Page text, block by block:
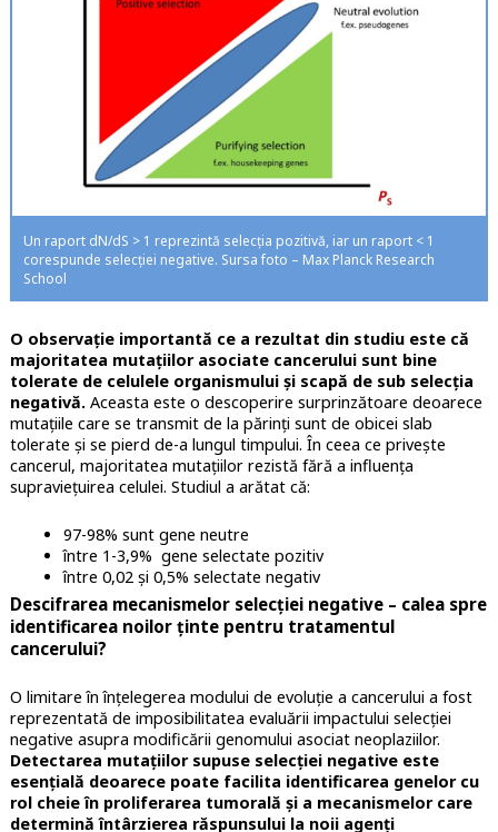
Un raport dN/dS > 1 reprezintă selecția pozitivă, iar un raport < 1
corespunde selecției negative. Sursa foto – Max Planck Research
School
O observație importantă ce a rezultat din studiu este că
majoritatea mutațiilor asociate cancerului sunt bine
tolerate de celulele organismului și scapă de sub selecția
negativă.Aceasta este o descoperire surprinzătoare deoarece
mutațiile care se transmit de la părinți sunt de obicei slab
tolerate și se pierd de-a lungul timpului. În ceea ce privește
cancerul, majoritatea mutațiilor rezistă fără a influența
supraviețuirea celulei. Studiul a arătat că:
97-98% sunt gene neutre
între 1-3,9% gene selectate pozitiv
între 0,02 și 0,5% selectate negativ
Descifrarea mecanismelor selecției negative – calea spre
identificarea noilor ținte pentru tratamentul
cancerului?
O limitare în înțelegerea modului de evoluție a cancerului a fost
reprezentată de imposibilitatea evaluării impactului selecției
negative asupra modificării genomului asociat neoplaziilor.
Detectarea mutațiilor supuse selecției negative este
esențială deoarece poate facilita identificarea genelor cu
rol cheie în proliferarea tumorală și a mecanismelor care
determină întârzierea răspunsului la noii agenți